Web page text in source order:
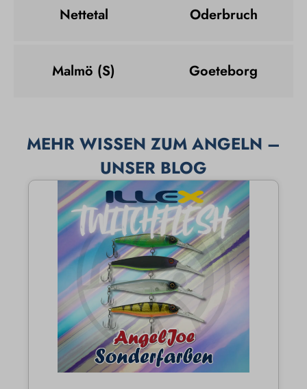
Nettetal Oderbruch
Malmö (S) Goeteborg
MEHR WISSEN ZUM ANGELN –
UNSER BLOG